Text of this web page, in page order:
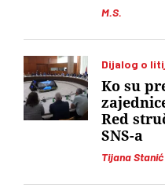
M.S.
Dijalog o
Tijana Stanić
Ko su
Red
SNS-a